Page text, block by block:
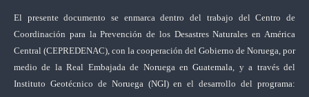
El presente documento se enmarca dentro del trabajo del Centro de
Coordinación para la Prevención de los Desastres Naturales en América
Central (CEPREDENAC), con la cooperación del Gobierno de Noruega, por
medio de la Real Embajada de Noruega en Guatemala, y a través del
Instituto Geotécnico de Noruega (NGI) en el desarrollo del programa: